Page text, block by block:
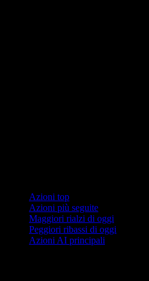
Azioni top
Azioni più seguite
Maggiori rialzi di oggi
Peggiori ribassi di oggi
Azioni AI principali